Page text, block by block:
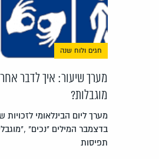
חגים ולוח שנה
מערך שיעור: איך לדבר
מוגבלות?
בדצמבר המילים "נכים"
תפיסות